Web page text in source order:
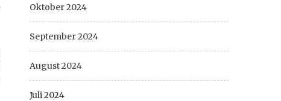
Oktober 2024
September 2024
August 2024
Juli 2024